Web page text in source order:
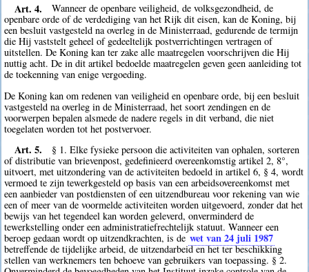
Art. 4.
Wanneer de openbare veiligheid, de volksgezondheid, de
openbare orde of de verdediging van het Rijk dit eisen, kan de Koning, bij
een besluit vastgesteld na overleg in de Ministerraad, gedurende de termijn
die Hij vaststelt geheel of gedeeltelijk postverrichtingen vertragen of
uitstellen. De Koning kan ter zake alle maatregelen voorschrijven die Hij
nuttig acht. De in dit artikel bedoelde maatregelen geven geen aanleiding tot
de toekenning van enige vergoeding.
De Koning kan om redenen van veiligheid en openbare orde, bij een besluit
vastgesteld na overleg in de Ministerraad, het soort zendingen en de
voorwerpen bepalen alsmede de nadere regels in dit verband, die niet
toegelaten worden tot het postvervoer.
Art. 5.
§ 1. Elke fysieke persoon die activiteiten van ophalen, sorteren
of distributie van brievenpost, gedefinieerd overeenkomstig artikel 2, 8°,
uitvoert, met uitzondering van de activiteiten bedoeld in artikel 6, § 4, wordt
vermoed te zijn tewerkgesteld op basis van een arbeidsovereenkomst met
een aanbieder van postdiensten of een uitzendbureau voor rekening van wie
een of meer van de voormelde activiteiten worden uitgevoerd, zonder dat het
bewijs van het tegendeel kan worden geleverd, onverminderd de
tewerkstelling onder een administratiefrechtelijk statuut. Wanneer een
beroep gedaan wordt op uitzendkrachten, is de wet van 24 juli 1987
betreffende de tijdelijke arbeid, de uitzendarbeid en het ter beschikking
stellen van werknemers ten behoeve van gebruikers van toepassing. § 2.